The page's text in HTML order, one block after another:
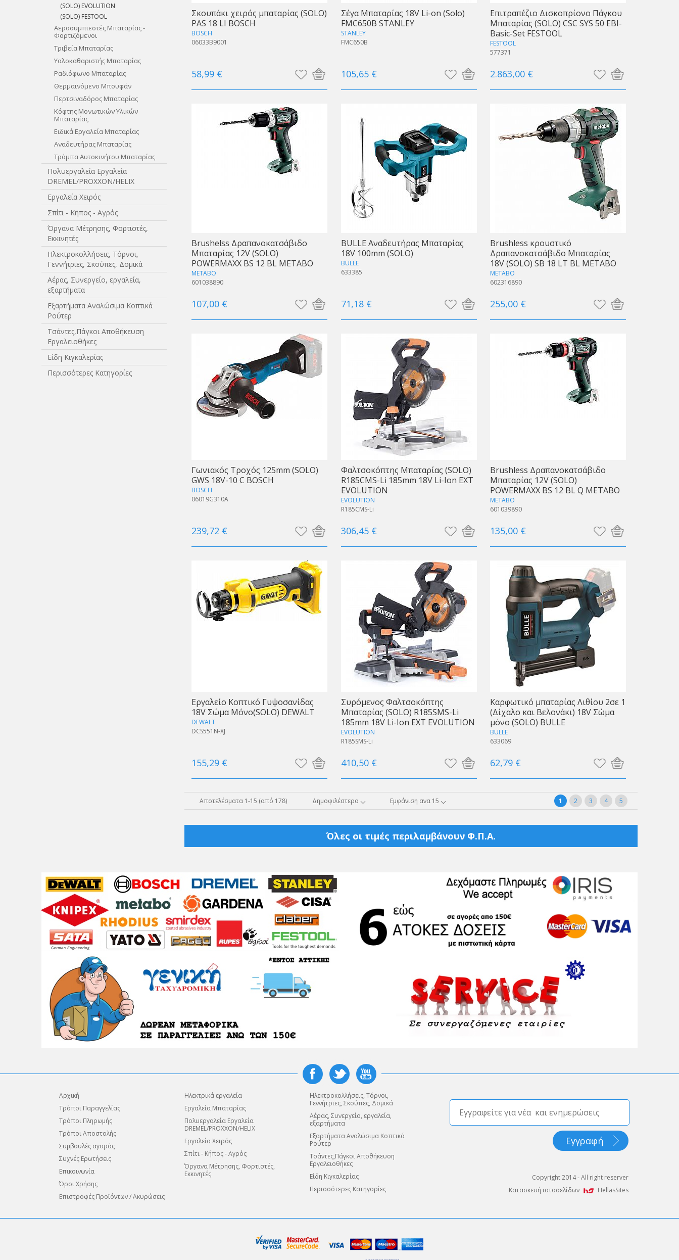
(SOLO) EVOLUTION
(SOLO) FESTOOL
Αεροσυμπιεστές Μπαταρίας -
Φορτιζόμενοι
Τριβεία Μπαταρίας
Yαλοκαθαριστής Μπαταρίας
Ραδιόφωνο Μπαταρίας
Θερμαινόμενο Μπουφάν
Περτσιναδόρος Μπαταρίας
Κόφτης Μονωτικών Υλικών
Μπαταρίας
Ειδικά Εργαλεία Μπαταρίας
Aναδευτήρας Μπαταρίας
Τρόμπα Αυτοκινήτου Μπαταρίας
Πολυεργαλεία Εργαλεία
DREMEL/PROXXON/HELIX
Εργαλεία Χειρός
Σπίτι - Κήπος - Αγρός
Όργανα Μέτρησης, Φορτιστές,
Εκκινητές
Ηλεκτροκολλήσεις, Τόρνοι,
Γεννήτριες, Σκούπες, Δομικά
Αέρας, Συνεργείο, εργαλεία,
εξαρτήματα
Εξαρτήματα Αναλώσιμα Κοπτικά
Ρούτερ
Τσάντες,Πάγκοι Αποθήκευση
Εργαλειοθήκες
Είδη Κιγκαλερίας
Περισσότερες Κατηγορίες
Σκουπάκι χειρός μπαταρίας (SOLO)
PAS 18 LI BOSCH
BOSCH
06033B9001
58,99 €
Σέγα Μπαταρίας 18V Li-on (Solo)
FMC650B STANLEY
STANLEY
FMC650B
105,65 €
Eπιτραπέζιο Δισκοπρίονο Πάγκου
Μπαταρίας (SOLO) CSC SYS 50 EBI-
Basic-Set FESTOOL
FESTOOL
577371
2.863,00 €
Brushelss Δραπανοκατσάβιδο
Μπαταρίας 12V (SOLO)
POWERMAXX BS 12 BL METABO
METABO
601038890
107,00 €
BULLE Αναδευτήρας Μπαταρίας
18V 100mm (SOLO)
BULLE
633385
71,18 €
Brushless κρουστικό
Δραπανοκατσάβιδο Μπαταρίας
18V (SOLO) SΒ 18 LT BL METABO
METABO
602316890
255,00 €
Γωνιακός Τροχός 125mm (SOLO)
GWS 18V-10 C BOSCH
BOSCH
06019G310A
239,72 €
Φαλτσοκόπτης Μπαταρίας (SOLO)
R185CMS-Li 185mm 18V Li-Ion EXT
EVOLUTION
EVOLUTION
R185CMS-Li
306,45 €
Brushless Δραπανοκατσάβιδο
Μπαταρίας 12V (SOLO)
POWERMAXX BS 12 BL Q METABO
METABO
601039890
135,00 €
Εργαλείο Κοπτικό Γυψοσανίδας
18V Σώμα Μόνο(SOLO) DEWALT
DEWALT
DCS551N-XJ
155,29 €
Συρόμενος Φαλτσοκόπτης
Μπαταρίας (SOLO) R185SMS-Li
185mm 18V Li-Ion EXT EVOLUTION
EVOLUTION
R185SMS-Li
410,50 €
Καρφωτικό μπαταρίας Λιθίου 2σε 1
(Δίχαλο και Βελονάκι) 18V Σώμα
μόνο (SOLO) BULLE
BULLE
633069
62,79 €
Αποτελέσματα 1-15 (από 178) Δημοφιλέστερο Εμφάνιση ανα 15 1 2 3 4 5
Όλες οι τιμές περιλαμβάνουν Φ.Π.Α.
Αρχική
Τρόποι Παραγγελίας
Τρόποι Πληρωμής
Τρόποι Αποστολής
Συμβουλές αγοράς
Συχνές Ερωτήσεις
Επικοινωνία
Όροι Χρήσης
Επιστροφές Προϊόντων / Ακυρώσεις
Ηλεκτρικά εργαλεία
Εργαλεία Μπαταρίας
Πολυεργαλεία Εργαλεία
DREMEL/PROXXON/HELIX
Εργαλεία Χειρός
Σπίτι - Κήπος - Αγρός
Όργανα Μέτρησης, Φορτιστές,
Εκκινητές
Ηλεκτροκολλήσεις, Τόρνοι,
Γεννήτριες, Σκούπες, Δομικά
Αέρας, Συνεργείο, εργαλεία,
εξαρτήματα
Εξαρτήματα Αναλώσιμα Κοπτικά
Ρούτερ
Τσάντες,Πάγκοι Αποθήκευση
Εργαλειοθήκες
Είδη Κιγκαλερίας
Περισσότερες Κατηγορίες
Copyright 2014 - All right reserver
Κατασκευή ιστοσελίδων
HellasSites